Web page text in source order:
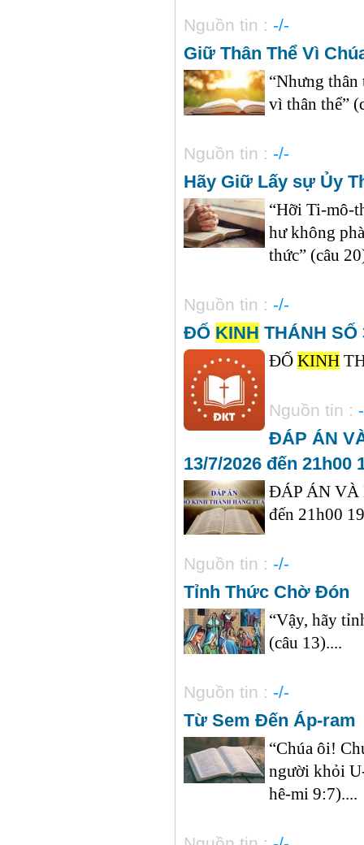
Nguồn tin : -/-
Giữ Thân Thể Vì
“Nhưng thân
vì thân thể”
Nguồn tin : -/-
Hãy Giữ Lấy sự Ủy
“Hỡi Ti-mô-
hư không
thức” (câu
Nguồn tin : -/-
ĐỐ KINH THÁNH SỐ
ĐỐ KINH
Nguồn tin :
ĐÁP ÁN
13/7/2026 đến 21h00
ĐÁP ÁN
đến 21h00
Nguồn tin : -/-
Tỉnh Thức Chờ Đón
“Vậy, hãy
(câu 13)....
Nguồn tin : -/-
Từ Sem Đến Áp-ram
“Chúa ôi!
người khỏi
hê-mi 9:7)....